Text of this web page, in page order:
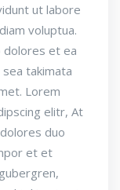
ut labore
voluptua.
dolores et ea
takimata
Lorem
elitr, At
duo
et et